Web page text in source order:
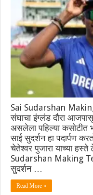
Sai Sudarshan
संघाचा इंग्लंड दौरा
असलेला पहिल्या कसोटीत
साई सुदर्शन हा पदार्पण
चेतेश्वर पुजारा याच्या
Sudarshan Making
सुदर्शन …
Read More »